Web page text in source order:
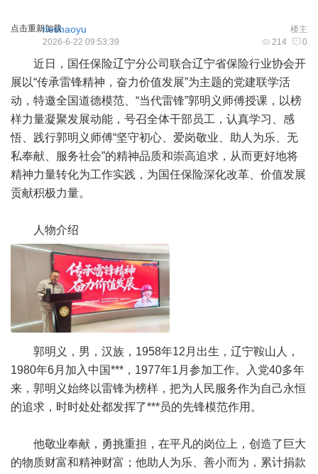
点击重新加载 楼主
heshaoyu
214 0
2026-6-22 09:53:39
近日，国任保险辽宁分公司联合辽宁省保险行业协会开
展以“传承雷锋精神，奋力价值发展”为主题的党建联学活
动，特邀全国道德模范、“当代雷锋”郭明义师傅授课，以榜
样力量凝聚发展动能，号召全体干部员工，认真学习、感
悟、践行郭明义师傅“坚守初心、爱岗敬业、助人为乐、无
私奉献、服务社会”的精神品质和崇高追求，从而更好地将
精神力量转化为工作实践，为国任保险深化改革、价值发展
贡献积极力量。
人物介绍
郭明义，男，汉族，1958年12月出生，辽宁鞍山人，
1980年6月加入中国***，1977年1月参加工作。入党40多年
来，郭明义始终以雷锋为榜样，把为人民服务作为自己永恒
的追求，时时处处都发挥了***员的先锋模范作用。
他敬业奉献，勇挑重担，在平凡的岗位上，创造了巨大
的物质财富和精神财富；他助人为乐、善小而为，累计捐款